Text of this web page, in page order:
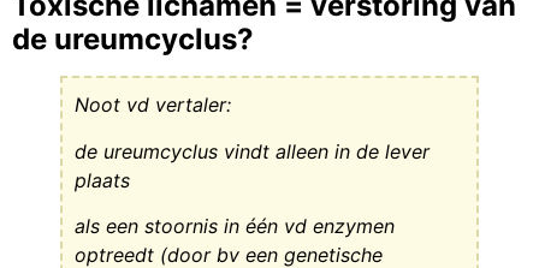
de ureumcyclus?
Noot vd vertaler:
de ureumcyclus vindt alleen in de lever
plaats
als een stoornis in één vd enzymen
optreedt (door bv een genetische